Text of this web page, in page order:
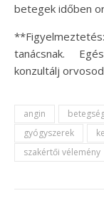
betegek időben
tanácsnak.
konzultálj
angin
gyógyszerek
szakértői vélemény